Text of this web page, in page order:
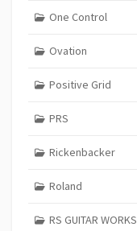
One Control
Ovation
Positive Grid
PRS
Rickenbacker
Roland
RS GUITAR WORKS